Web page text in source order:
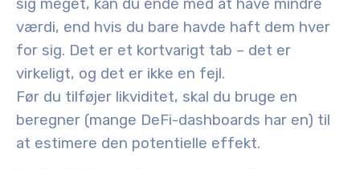
sig meget, kan du ende med at have mindre
værdi, end hvis du bare havde haft dem hver
for sig. Det er et kortvarigt tab – det er
virkeligt, og det er ikke en fejl.
Før du tilføjer likviditet, skal du bruge en
beregner (mange DeFi-dashboards har en) til
at estimere den potentielle effekt.